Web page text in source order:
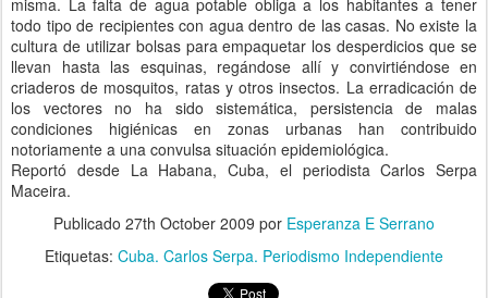
misma. La falta de agua potable obliga a los habitantes a tener
todo tipo de recipientes con agua dentro de las casas. No existe la
cultura de utilizar bolsas para empaquetar los desperdicios que se
llevan hasta las esquinas, regándose allí y convirtiéndose en
criaderos de mosquitos, ratas y otros insectos. La erradicación de
los vectores no ha sido sistemática, persistencia de malas
condiciones higiénicas en zonas urbanas han contribuido
notoriamente a una convulsa situación epidemiológica.
Reportó desde La Habana, Cuba, el periodista Carlos Serpa
Maceira.
Publicado 27th October 2009 por Esperanza E Serrano
Etiquetas: Cuba. Carlos Serpa. Periodismo Independiente